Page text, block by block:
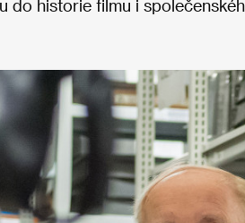
historie filmu i